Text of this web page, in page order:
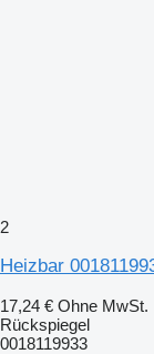
2
Heizbar
17,24 € Ohne MwSt.
Rückspiegel
0018119933